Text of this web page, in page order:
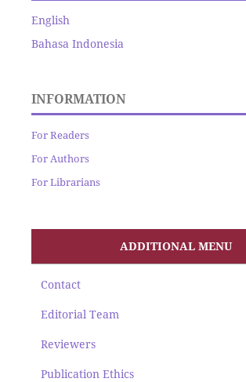
English
Bahasa Indonesia
INFORMATION
For Readers
For Authors
For Librarians
ADDITIONAL MENU
Contact
Editorial Team
Reviewers
Publication Ethics